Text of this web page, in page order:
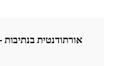
אורתודנטית